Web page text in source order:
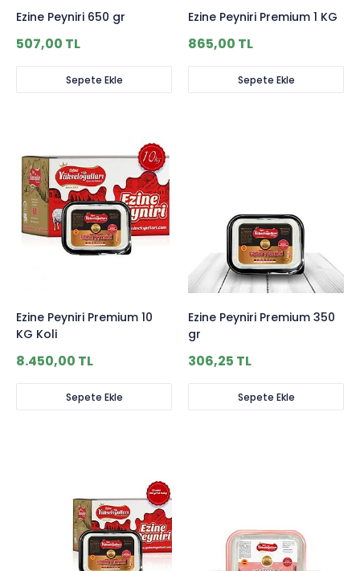
Ezine Peyniri 650 gr
507,00 TL
Sepete Ekle
Ezine Peyniri Premium 1 KG
865,00 TL
Sepete Ekle
Ezine Peyniri Premium 10
KG Koli
8.450,00 TL
Sepete Ekle
Ezine Peyniri Premium 350
gr
306,25 TL
Sepete Ekle